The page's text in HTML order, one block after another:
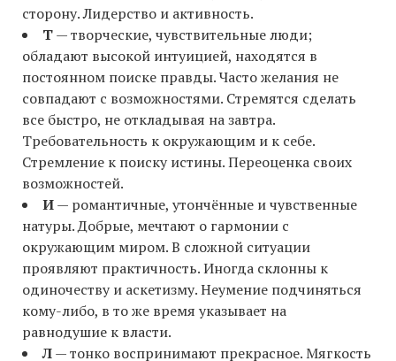
сторону. Лидерство и активность.
Т— творческие, чувствительные люди;
обладают высокой интуицией, находятся в
постоянном поиске правды. Часто желания не
совпадают с возможностями. Стремятся сделать
все быстро, не откладывая на завтра.
Требовательность к окружающим и к себе.
Стремление к поиску истины. Переоценка своих
возможностей.
И— романтичные, утончённые и чувственные
натуры. Добрые, мечтают о гармонии с
окружающим миром. В сложной ситуации
проявляют практичность. Иногда склонны к
одиночеству и аскетизму. Неумение подчиняться
кому-либо, в то же время указывает на
равнодушие к власти.
Л— тонко воспринимают прекрасное. Мягкость